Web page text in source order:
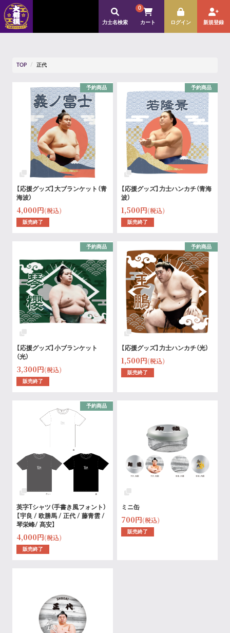
ログイン 新規登録
カート
0
力士名検索
TOP 正代
予約商品
【応援グッズ】大ブランケット（青
海波）
4,000円(税込)
販売終了
予約商品
【応援グッズ】力士ハンカチ（青海
波）
1,500円(税込)
販売終了
予約商品
【応援グッズ】小ブランケット
（光）
3,300円(税込)
販売終了
予約商品
【応援グッズ】力士ハンカチ（光）
1,500円(税込)
販売終了
予約商品
英字Tシャツ（手書き風フォント）
【宇良 / 欧勝馬 / 正代 / 藤青雲 /
琴栄峰/ 髙安】
4,000円(税込)
販売終了
ミニ缶
700円(税込)
販売終了